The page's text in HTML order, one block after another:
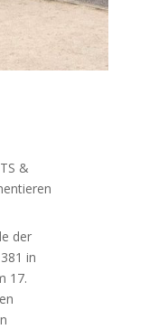
&
der
in
17.